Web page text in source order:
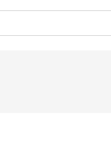
vardas